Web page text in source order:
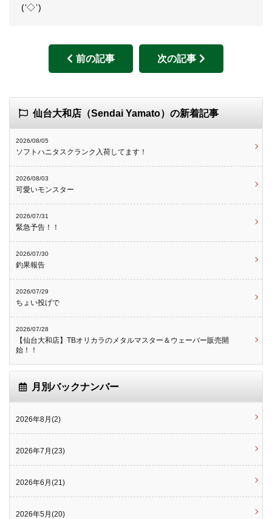
(‘◇’)ゞ
前の記事 次の記事
仙台大和店（Sendai Yamato）の新着記事
2026/08/05
ソフトハニタスクランク入荷してます！
2026/08/03
可愛いモンスター
2026/07/31
緊急予告！！
2026/07/30
釣果報告
2026/07/29
ちょい投げで
2026/07/28
【仙台大和店】TBオリカラのメタルマスター＆ウェーバー販売開
始！！
月別バックナンバー
2026年8月(2)
2026年7月(23)
2026年6月(21)
2026年5月(20)